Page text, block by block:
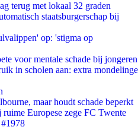
terug met lokaal 32 graden
staatsburgerschap bij
op: 'stigma op
voor mentale schade bij jongeren
in scholen aan: extra mondelinge
maar houdt schade beperkt
Europese zege FC Twente